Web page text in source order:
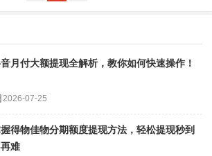
月付大额提现全解析，教你如何快速操作！
2026-07-25
得物佳物分期额度提现方法，轻松提现秒到
难